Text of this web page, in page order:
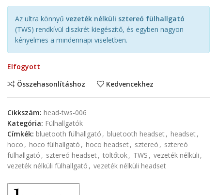
Az ultra könnyű vezeték nélküli sztereó fülhallgató
(TWS) rendkívül diszkrét kiegészítő, és egyben nagyon
kényelmes a mindennapi viseletben.
Elfogyott
Összehasonlításhoz
Kedvencekhez
Cikkszám: head-tws-006
Kategória: Fülhallgatók
Címkék: bluetooth fülhallgató , bluetooth headset, headset,
hoco , hoco fülhallgató , hoco headset, sztereó , sztereó
fülhallgató , sztereó headset, töltőtok, TWS , vezeték nélküli ,
vezeték nélküli fülhallgató , vezeték nélküli headset